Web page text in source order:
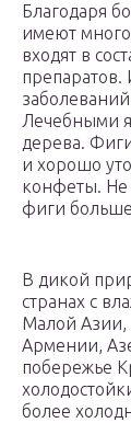
Благодаря
имеют
входят в
препаратов.
Лечебными
дерева.
и хорошо
конфеты. Не
фиги больше
В дикой
странах c
Малой Азии,
Армении,
побережье
более